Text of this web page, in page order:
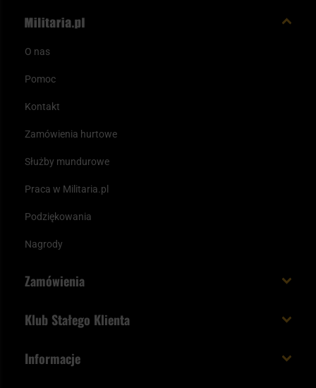
O nas
Pomoc
Kontakt
Zamówienia hurtowe
Służby mundurowe
Praca w Militaria.pl
Podziękowania
Nagrody
Zamówienia
Paczka w weekend
Klub Stałego Klienta
Informacje